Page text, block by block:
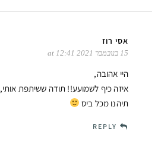
אסי רוז
15 בנובמבר 2021 at 12:41
היי אהובה,
איזה כיף לשמועע!! תודה ששיתפת אותי,
תיהנו מכל ביס
REPLY